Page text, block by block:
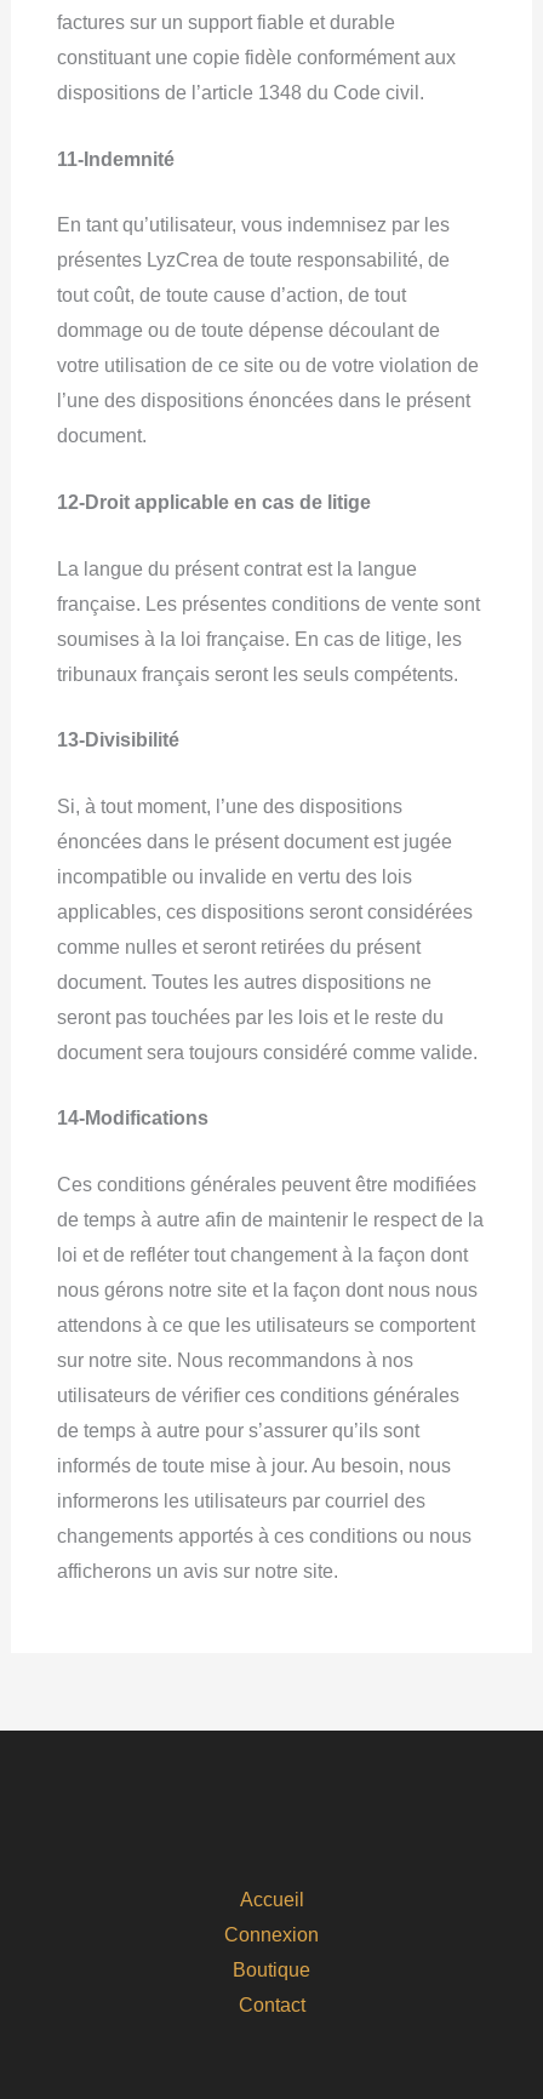
factures sur un support fiable et durable
constituant une copie fidèle conformément aux
dispositions de l’article 1348 du Code civil.
11-Indemnité
En tant qu’utilisateur, vous indemnisez par les
présentes LyzCrea de toute responsabilité, de
tout coût, de toute cause d’action, de tout
dommage ou de toute dépense découlant de
votre utilisation de ce site ou de votre violation de
l’une des dispositions énoncées dans le présent
document.
12-Droit applicable en cas de litige
La langue du présent contrat est la langue
française. Les présentes conditions de vente sont
soumises à la loi française. En cas de litige, les
tribunaux français seront les seuls compétents.
13-Divisibilité
Si, à tout moment, l’une des dispositions
énoncées dans le présent document est jugée
incompatible ou invalide en vertu des lois
applicables, ces dispositions seront considérées
comme nulles et seront retirées du présent
document. Toutes les autres dispositions ne
seront pas touchées par les lois et le reste du
document sera toujours considéré comme valide.
14-Modifications
Ces conditions générales peuvent être modifiées
de temps à autre afin de maintenir le respect de la
loi et de refléter tout changement à la façon dont
nous gérons notre site et la façon dont nous nous
attendons à ce que les utilisateurs se comportent
sur notre site. Nous recommandons à nos
utilisateurs de vérifier ces conditions générales
de temps à autre pour s’assurer qu’ils sont
informés de toute mise à jour. Au besoin, nous
informerons les utilisateurs par courriel des
changements apportés à ces conditions ou nous
afficherons un avis sur notre site.
Accueil
Connexion
Boutique
Contact